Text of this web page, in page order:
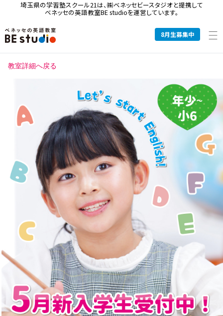
埼玉県の学習塾スクール21は、㈱ベネッセビースタジオと提携して
ベネッセの英語教室BE studioを運営しています。
8月生募集中
教室詳細へ戻る